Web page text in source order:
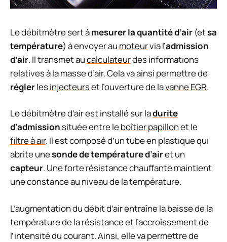
Le débitmètre sert àmesurer la quantité d’air (etsa
température) à envoyer au moteurvia l’admission
d’air. Il transmet aucalculateurdes informations
relatives à la masse d’air. Cela va ainsi permettre de
réglerlesinjecteurset l’ouverture de lavanne EGR.
Le débitmètre d’air est installé sur ladurite
d’admissionsituée entre leboîtier papillonet le
filtre à air. Il est composé d’un tube en plastique qui
abrite unesonde de température d’airet un
capteur. Une forte résistance chauffante maintient
une constance au niveau de la température.
L’augmentation du débit d’air entraîne la baisse de la
température de la résistance et l’accroissement de
l’intensité du courant. Ainsi, elle va permettre de